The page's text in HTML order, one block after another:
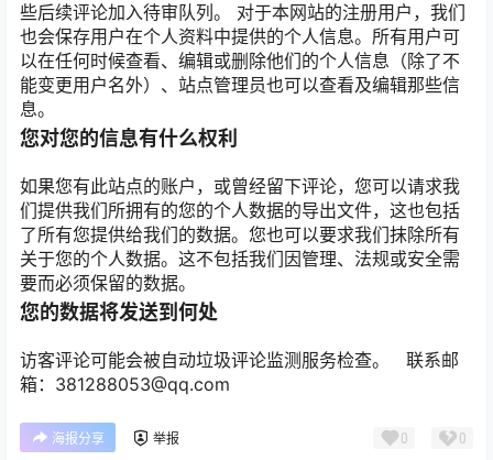
些后续评论加入待审队列。 对于本网站的注册用户，我们
也会保存用户在个人资料中提供的个人信息。所有用户可
以在任何时候查看、编辑或删除他们的个人信息（除了不
能变更用户名外）、站点管理员也可以查看及编辑那些信
息。
您对您的信息有什么权利
如果您有此站点的账户，或曾经留下评论，您可以请求我
们提供我们所拥有的您的个人数据的导出文件，这也包括
了所有您提供给我们的数据。您也可以要求我们抹除所有
关于您的个人数据。这不包括我们因管理、法规或安全需
要而必须保留的数据。
您的数据将发送到何处
访客评论可能会被自动垃圾评论监测服务检查。 联系邮
箱：381288053@qq.com
海报分享 举报 0 0